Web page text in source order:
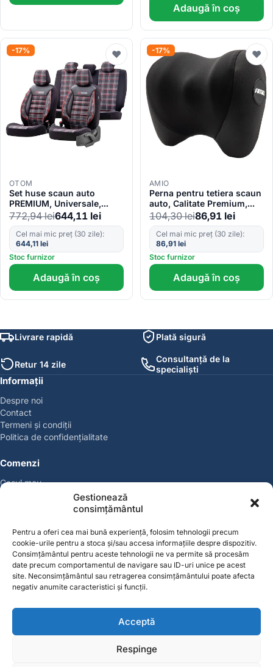
Gestionează
consimțământul
Pentru a oferi cea mai bună experiență, folosim tehnologii precum
cookie-urile pentru a stoca și/sau accesa informațiile despre dispozitiv.
Consimțământul pentru aceste tehnologii ne va permite să procesăm
date precum comportamentul de navigare sau ID-uri unice pe acest
site. Neconsimțământul sau retragerea consimțământului poate afecta
negativ anumite caracteristici și funcții.
Acceptă
Respinge
Adaugă în coș
-17% ♥
OTOM
Set huse scaun auto
PREMIUM, Universale,
nefractionate, OTOM GTI
SPORT 801
772,94lei644,11 lei
Cel mai mic preț (30 zile):
644,11 lei
Stoc furnizor
Adaugă în coș
-17% ♥
AMIO
Perna pentru tetiera scaun
auto, Calitate Premium,
culoare neagra, model
CHS-05
104,30lei86,91 lei
Cel mai mic preț (30 zile):
86,91 lei
Stoc furnizor
Adaugă în coș
Livrare rapidă Plată sigură
Retur 14 zile
Consultanță de la
specialiști
Informații
Despre noi
Contact
Termeni și condiții
Politica de confidențialitate
Comenzi
Coșul meu
Cont
Contul meu
Favorite
Magazin